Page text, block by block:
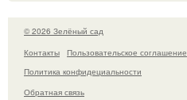
© 2026 Зелёный сад
Контакты
Пользовательское соглашение
Политика конфидециальности
Обратная связь